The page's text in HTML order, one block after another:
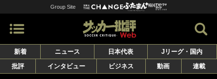
Group Site
新着 ニュース 日本代表
Jリーグ・国内
批評
インタビュー ビジネス 動画 連載